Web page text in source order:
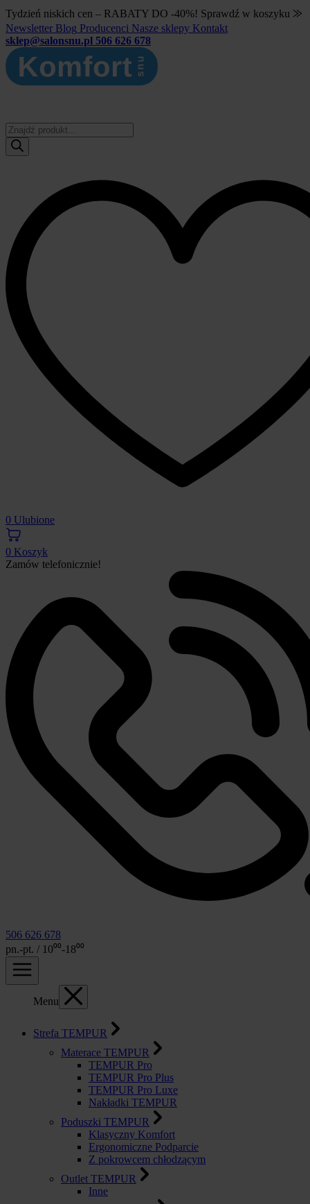
Tydzień niskich cen – RABATY DO -40%! Sprawdź w koszyku ⨠
Newsletter Blog Producenci Nasze sklepy Kontakt
sklep@salonsnu.pl 506 626 678
Wyszukiwarka
produktów
0 Ulubione
0 Koszyk
Zamów telefonicznie!
506 626 678
pn.-pt. / 10⁰⁰-18⁰⁰
Menu
Strefa TEMPUR
Materace TEMPUR
TEMPUR Pro
TEMPUR Pro Plus
TEMPUR Pro Luxe
Nakładki TEMPUR
Poduszki TEMPUR
Klasyczny Komfort
Ergonomiczne Podparcie
Z pokrowcem chłodzącym
Outlet TEMPUR
Inne